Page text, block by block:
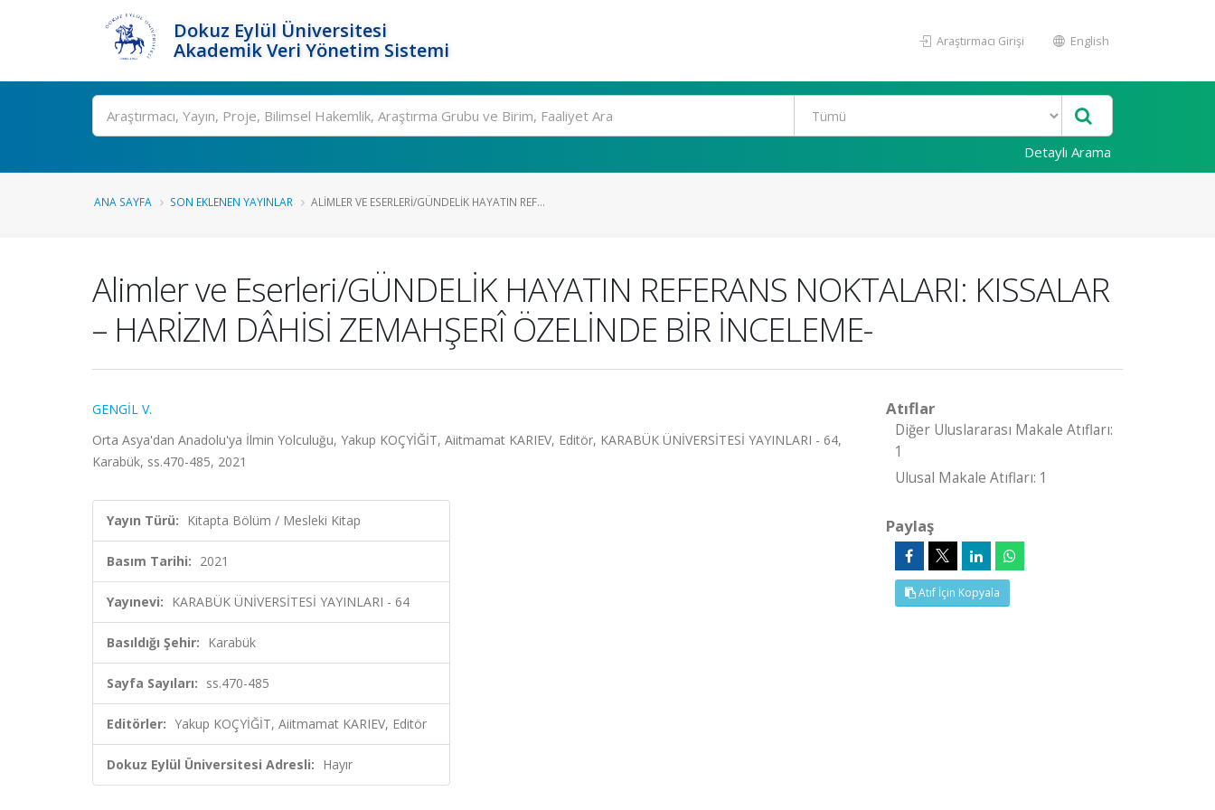
Dokuz Eylül Üniversitesi
Akademik Veri Yönetim Sistemi
Araştırmacı Girişi English
Ara
Detaylı Arama
ANA SAYFA SON EKLENEN YAYINLAR ALIMLER VE ESERLERI/GÜNDELİK HAYATIN REF...
Alimler ve Eserleri/GÜNDELİK HAYATIN REFERANS NOKTALARI: KISSALAR
– HARİZM DÂHİSİ ZEMAHŞERÎ ÖZELİNDE BİR İNCELEME-
GENGİL V.
Orta Asya'dan Anadolu'ya İlmin Yolculuğu, Yakup KOÇYİĞİT, Aiitmamat KARIEV, Editör, KARABÜK ÜNİVERSİTESİ YAYINLARI - 64,
Karabük, ss.470-485, 2021
Yayın Türü: Kitapta Bölüm / Mesleki Kitap
Basım Tarihi: 2021
Yayınevi: KARABÜK ÜNİVERSİTESİ YAYINLARI - 64
Basıldığı Şehir: Karabük
Sayfa Sayıları: ss.470-485
Editörler: Yakup KOÇYİĞİT, Aiitmamat KARIEV, Editör
Dokuz Eylül Üniversitesi Adresli: Hayır
Atıflar
Diğer Uluslararası Makale Atıfları:
1
Ulusal Makale Atıfları: 1
Paylaş
Atıf İçin Kopyala